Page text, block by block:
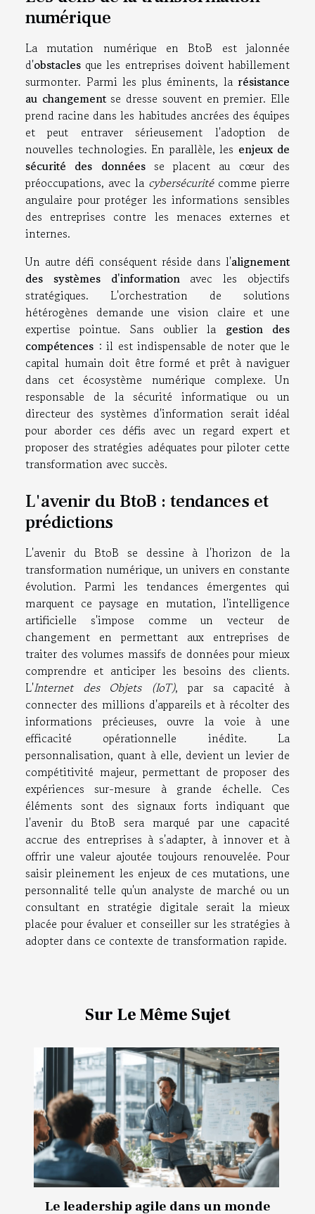
numérique
La mutation numérique en BtoB est jalonnée
d'obstacles que les entreprises doivent habillement
surmonter. Parmi les plus éminents, la résistance
au changementse dresse souvent en premier. Elle
prend racine dans les habitudes ancrées des équipes
et peut entraver sérieusement l'adoption de
nouvelles technologies. En parallèle, les enjeux de
sécurité des donnéesse placent au cœur des
préoccupations, avec la cybersécuritécomme pierre
angulaire pour protéger les informations sensibles
des entreprises contre les menaces externes et
internes.
Un autre défi conséquent réside dans l'alignement
des systèmes d'informationavec les objectifs
stratégiques. L'orchestration de solutions
hétérogènes demande une vision claire et une
expertise pointue. Sans oublier la gestion des
compétences : il est indispensable de noter que le
capital humain doit être formé et prêt à naviguer
dans cet écosystème numérique complexe. Un
responsable de la sécurité informatique ou un
directeur des systèmes d'information serait idéal
pour aborder ces défis avec un regard expert et
proposer des stratégies adéquates pour piloter cette
transformation avec succès.
L'avenir du BtoB : tendances et
prédictions
L'avenir du BtoB se dessine à l'horizon de la
transformation numérique, un univers en constante
évolution. Parmi les tendances émergentes qui
marquent ce paysage en mutation, l'intelligence
artificielle s'impose comme un vecteur de
changement en permettant aux entreprises de
traiter des volumes massifs de données pour mieux
comprendre et anticiper les besoins des clients.
L'Internet des Objets (IoT), par sa capacité à
connecter des millions d'appareils et à récolter des
informations précieuses, ouvre la voie à une
efficacité opérationnelle inédite. La
personnalisation, quant à elle, devient un levier de
compétitivité majeur, permettant de proposer des
expériences sur-mesure à grande échelle. Ces
éléments sont des signaux forts indiquant que
l'avenir du BtoB sera marqué par une capacité
accrue des entreprises à s'adapter, à innover et à
offrir une valeur ajoutée toujours renouvelée. Pour
saisir pleinement les enjeux de ces mutations, une
personnalité telle qu'un analyste de marché ou un
consultant en stratégie digitale serait la mieux
placée pour évaluer et conseiller sur les stratégies à
adopter dans ce contexte de transformation rapide.
Sur Le Même Sujet
Le leadership agile dans un monde